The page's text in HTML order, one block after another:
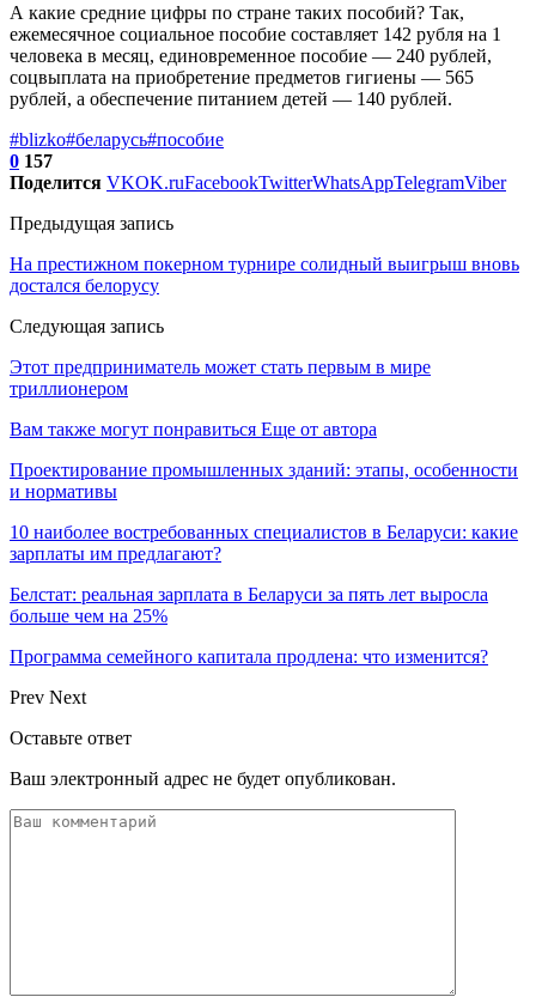
А какие средние цифры по стране таких пособий? Так,
ежемесячное социальное пособие составляет 142 рубля на 1
человека в месяц, единовременное пособие — 240 рублей,
соцвыплата на приобретение предметов гигиены — 565
рублей, а обеспечение питанием детей — 140 рублей.
#blizko#беларусь#пособие
0 157
Поделится VKOK.ruFacebookTwitterWhatsAppTelegramViber
Предыдущая запись
На престижном покерном турнире солидный выигрыш вновь
достался белорусу
Следующая запись
Этот предприниматель может стать первым в мире
триллионером
Вам также могут понравиться Еще от автора
Проектирование промышленных зданий: этапы, особенности
и нормативы
10 наиболее востребованных специалистов в Беларуси: какие
зарплаты им предлагают?
Белстат: реальная зарплата в Беларуси за пять лет выросла
больше чем на 25%
Программа семейного капитала продлена: что изменится?
Prev Next
Оставьте ответ
Ваш электронный адрес не будет опубликован.